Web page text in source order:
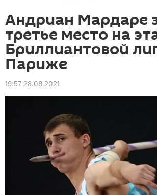
Андриан Мардаре
третье место на
Бриллиантовой
Париже
19:57 28.08.2021